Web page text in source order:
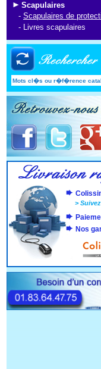
Scapulaires
- Scapulaires de
- Livres scapulaires
>
Nos